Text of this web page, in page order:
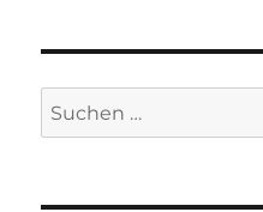
Suchen
nach: